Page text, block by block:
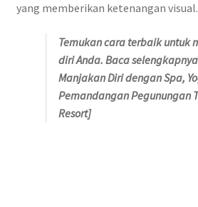
yang memberikan ketenangan visual.
Temukan cara terbaik untuk
diri Anda. Baca
Manjakan Diri dengan Spa,
Pemandangan Pegunungan
Resort]